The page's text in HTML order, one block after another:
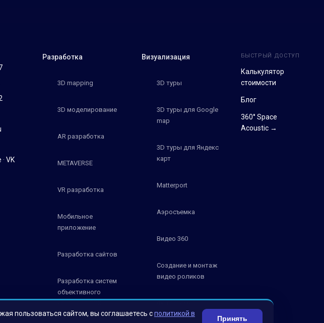
· VK
Разработка
3D mapping
3D моделирование
AR разработка
METAVERSE
VR разработка
Мобильное
приложение
Разработка сайтов
Разработка систем
объективного
Визуализация
3D туры
3D туры для Google
map
3D туры для Яндекс
карт
Matterport
Аэросъемка
Видео 360
Создание и монтаж
видео роликов
БЫСТРЫЙ ДОСТУП
Калькулятор
стоимости
Блог
360° Space
Acoustic →
пользоваться сайтом, вы соглашаетесь сполитикой в
Принять